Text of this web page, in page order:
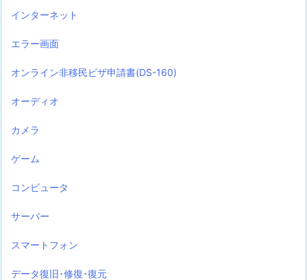
インターネット
エラー画面
オンライン非移民ビザ申請書(DS-160)
オーディオ
カメラ
ゲーム
コンピュータ
サーバー
スマートフォン
データ復旧･修復･復元